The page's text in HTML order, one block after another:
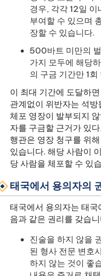
경우, 각각 12일
부여할 수 있으며
장할 수 있습니다.
500바트 미만의
가지 모두에 해당
의 구금 기간만 1
이 최대 기간에 도달하
관계없이 위반자는 석
체포 영장이 발부되지
자를 구금할 근거가 있
행관은 영장 청구를 위
있습니다. 해당 사람이
당 사람을 체포할 수 있
태국에서 용의자의
태국에서 용의자는 태
음과 같은 권리를 갖습
진술을 하지 않을
된 형사 전문 변호
하지 않는 것이 좋